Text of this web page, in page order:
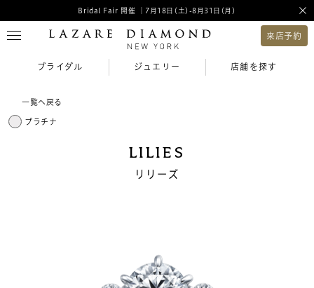
Bridal Fair 開催 ｜7月18日(土)-8月31日(月)
来店予約
ブライダル ジュエリー 店舗を探す
一覧へ戻る
プラチナ
LILIES
リリーズ